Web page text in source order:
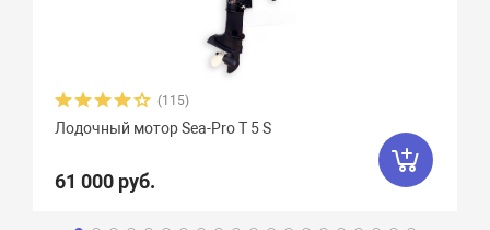
(115)
Лодочный мотор Sea-Pro Т 5 S
61 000 руб.